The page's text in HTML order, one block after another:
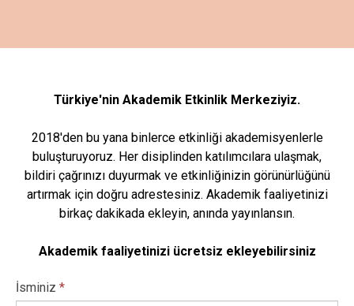
Türkiye'nin Akademik Etkinlik Merkeziyiz.
2018'den bu yana binlerce etkinliği akademisyenlerle
buluşturuyoruz. Her disiplinden katılımcılara ulaşmak,
bildiri çağrınızı duyurmak ve etkinliğinizin görünürlüğünü
artırmak için doğru adrestesiniz. Akademik faaliyetinizi
birkaç dakikada ekleyin, anında yayınlansın.
Akademik faaliyetinizi ücretsiz ekleyebilirsiniz
İsminiz *